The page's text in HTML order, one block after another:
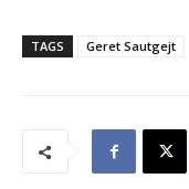
TAGS Geret Sautgejt